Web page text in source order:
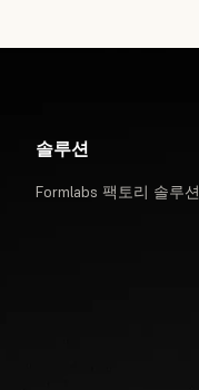
솔루션
Formlabs 팩토리 솔루션